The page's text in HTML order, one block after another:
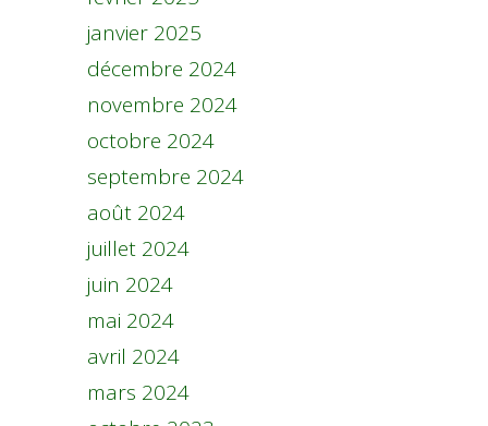
janvier 2025
décembre 2024
novembre 2024
octobre 2024
septembre 2024
août 2024
juillet 2024
juin 2024
mai 2024
avril 2024
mars 2024